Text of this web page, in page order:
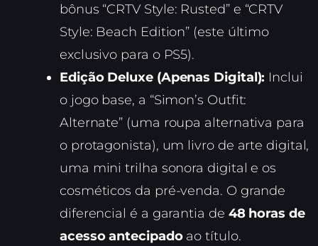
bônus “CRTV Style: Rusted” e “CRTV
Style: Beach Edition” (este último
exclusivo para o PS5).
Edição Deluxe (Apenas Digital): Inclui
o jogo base, a “Simon’s Outfit:
Alternate” (uma roupa alternativa para
o protagonista), um livro de arte digital,
uma mini trilha sonora digital e os
cosméticos da pré-venda. O grande
diferencial é a garantia de 48 horas de
acesso antecipadoao título.